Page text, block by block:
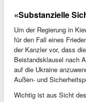
«Substanzielle
Um der Regierung in
für den Fall eines
der Kanzler vor, dass
Beistandsklausel nach
auf die Ukraine
Außen- und
Wichtig ist aus Sicht